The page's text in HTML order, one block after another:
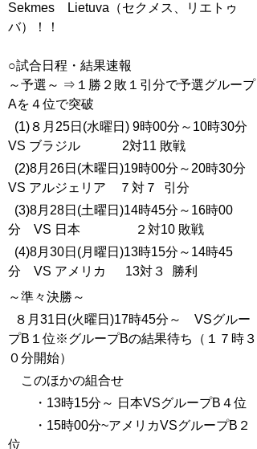
Sekmes Lietuva（セクメス、リエトゥ
バ）！！
○試合日程・結果速報
～予選～ ⇒１勝２敗１引分で予選グループ
Aを４位で突破
(1)８月25日(水曜日) 9時00分～10時30分
VS ブラジル 2対11 敗戦
(2)8月26日(木曜日)19時00分～20時30分
VS アルジェリア ７対７ 引分
(3)8月28日(土曜日)14時45分～16時00
分 VS 日本 ２対10 敗戦
(4)8月30日(月曜日)13時15分～14時45
分 VS アメリカ 13対３ 勝利
～準々決勝～
８月31日(火曜日)17時45分～ VSグルー
プB１位※グループBの結果待ち（１７時３
０分開始）
このほかの組合せ
・13時15分～ 日本VSグループB４位
・15時00分~アメリカVSグループB２
位